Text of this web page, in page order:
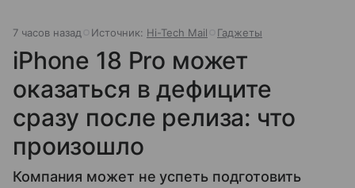
7 часов назад Источник: Hi-Tech Mail Гаджеты
iPhone 18 Pro может
оказаться в дефиците
сразу после релиза: что
произошло
Компания может не успеть подготовить